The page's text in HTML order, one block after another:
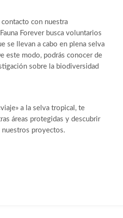
con nuestra
Forever busca voluntarios
se llevan a cabo en plena selva
este modo, podrás conocer de
sobre la biodiversidad
a la selva tropical, te
áreas protegidas y descubrir
nuestros proyectos.